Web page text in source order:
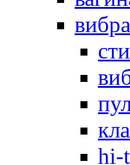
hi-